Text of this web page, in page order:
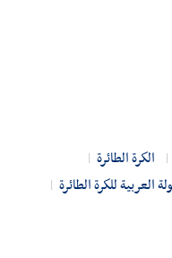
الكرة الطائرة
العربية للكرة الطائرة